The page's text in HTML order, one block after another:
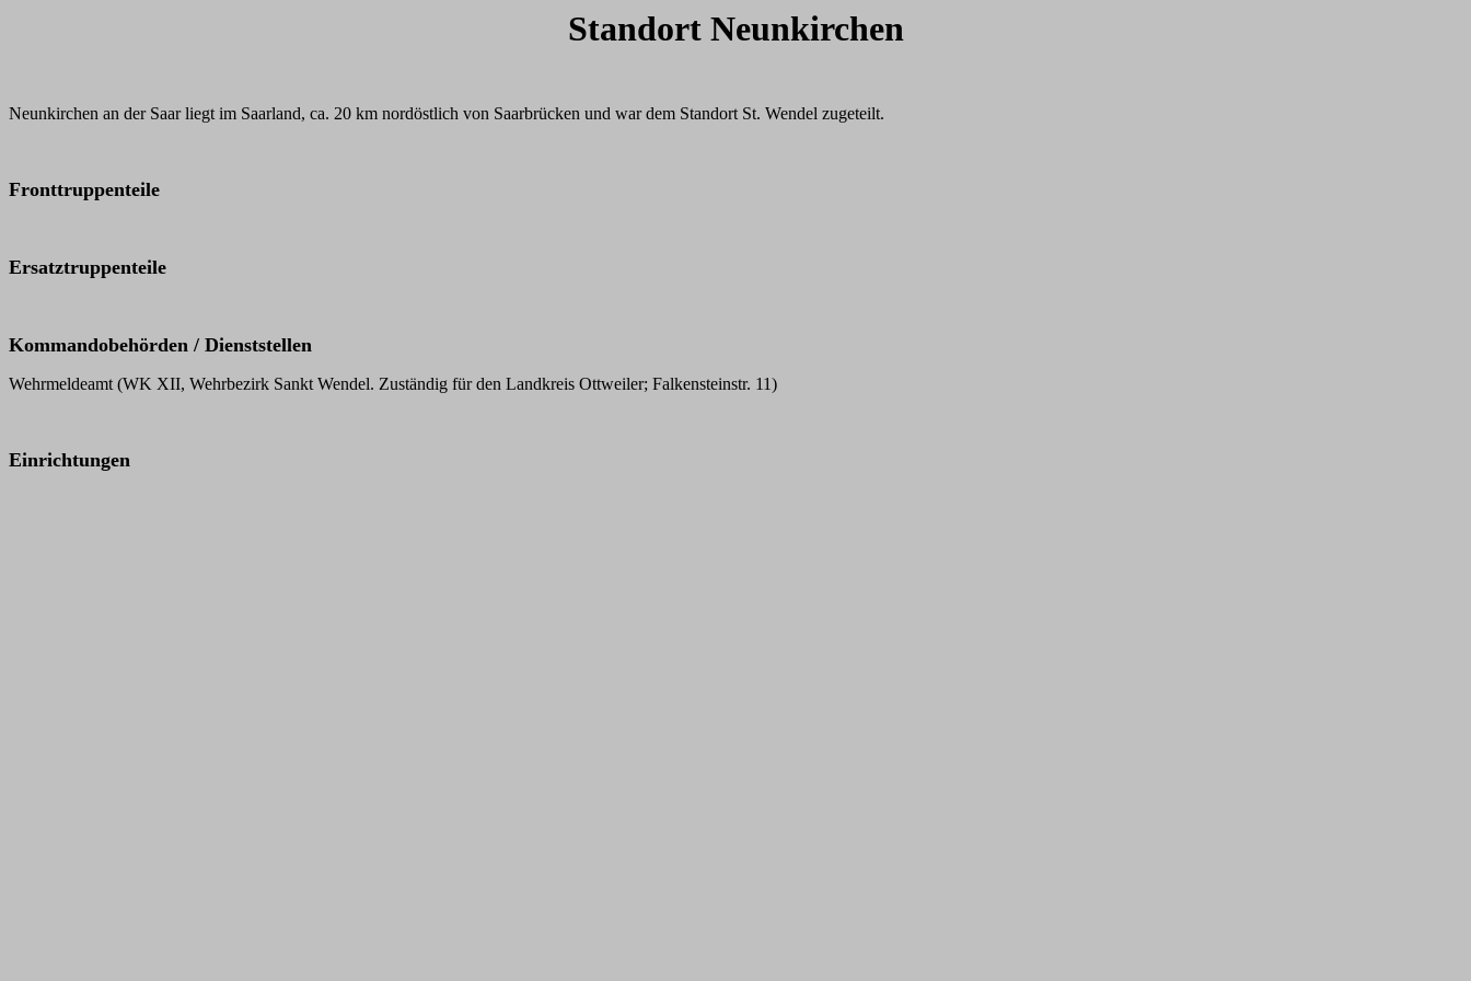
Standort Neunkirchen
Neunkirchen an der Saar liegt im Saarland, ca. 20 km nordöstlich von Saarbrücken und war dem Standort St. Wendel zugeteilt.
Fronttruppenteile
Ersatztruppenteile
Kommandobehörden / Dienststellen
Wehrmeldeamt (WK XII, Wehrbezirk Sankt Wendel. Zuständig für den Landkreis Ottweiler; Falkensteinstr. 11)
Einrichtungen